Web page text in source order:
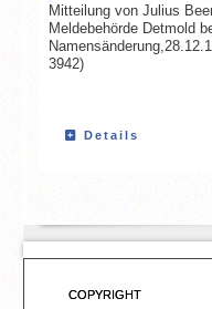
COPYRIGHT
Mitteilung von Julius
Meldebehörde Detmold
3942)
Details